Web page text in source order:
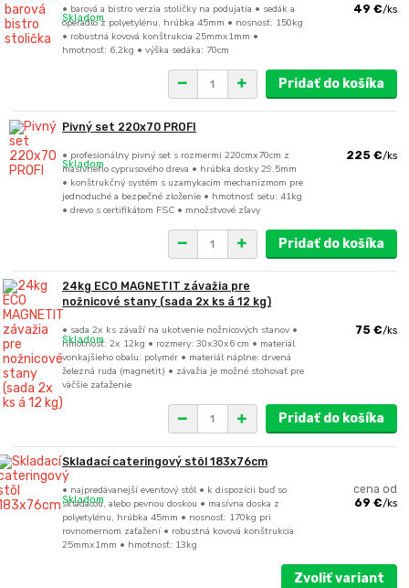
• barová a bistro verzia stoličky na podujatia • sedák a
operadlo z polyetylénu, hrúbka 45mm • nosnosť: 150kg
• robustná kovová konštrukcia 25mmx1mm •
hmotnosť: 6,2kg • výška sedáka: 70cm
49 €/ks
Skladom
Pridať do košíka
Pivný set 220x70 PROFI
• profesionálny pivný set s rozmermi 220cmx70cm z
masívneho cyprusového dreva • hrúbka dosky 29,5mm
• konštrukčný systém s uzamykacím mechanizmom pre
jednoduché a bezpečné zloženie • hmotnosť setu: 41kg
• drevo s certifikátom FSC • množstvové zľavy
225 €/ks
Skladom
Pridať do košíka
24kg ECO MAGNETIT závažia pre
nožnicové stany (sada 2x ks á 12 kg)
• sada 2x ks závaží na ukotvenie nožnicových stanov •
hmotnosť: 2x 12kg • rozmery: 30x30x6 cm • materiál
vonkajšieho obalu: polymér • materiál náplne: drvená
železná ruda (magnetit) • závažia je možné stohovať pre
väčšie zaťaženie
75 €/ks
Skladom
Pridať do košíka
Skladací cateringový stôl 183x76cm
• najpredávanejší eventový stôl • k dispozícii buď so
skladacou, alebo pevnou doskou • masívna doska z
polyetylénu, hrúbka 45mm • nosnosť: 170kg pri
rovnomernom zaťažení • robustná kovová konštrukcia
25mmx1mm • hmotnosť: 13kg
cena od
69 €/ks
Skladom
Zvoliť variant